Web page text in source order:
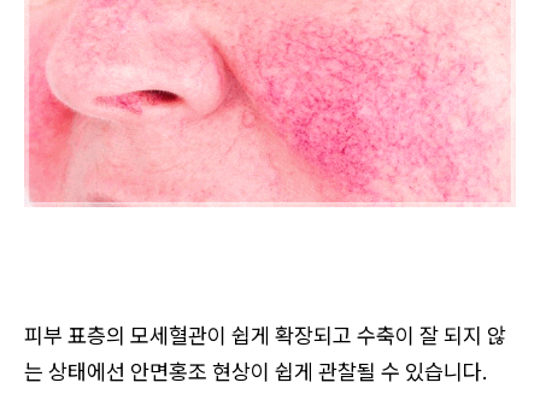
피부 표층의 모세혈관이 쉽게 확장되고 수축이 잘 되지 않
는 상태에선 안면홍조 현상이 쉽게 관찰될 수 있습니다.